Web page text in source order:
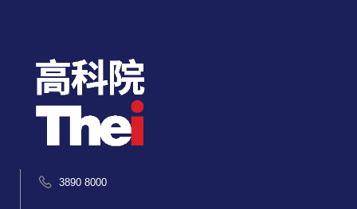
3890 8000